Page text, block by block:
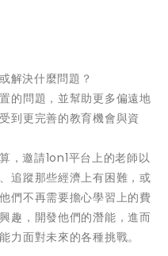
解決什麼問題？
的問題，並幫助更多偏遠地
到更完善的教育機會與資
，邀請1on1平台上的老師以
追蹤那些經濟上有困難，或
們不再需要擔心學習上的費
趣，開發他們的潛能，進而
力面對未來的各種挑戰。